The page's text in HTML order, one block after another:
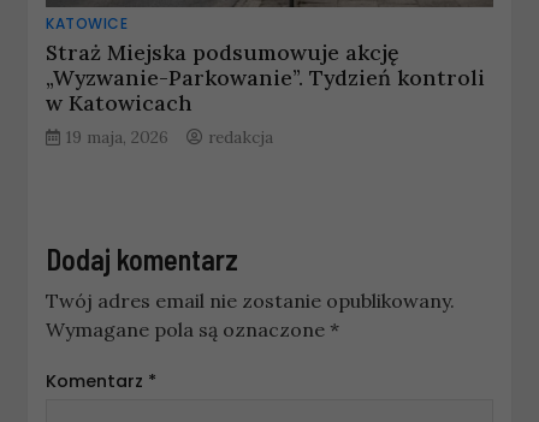
KATOWICE
Straż Miejska podsumowuje akcję
„Wyzwanie-Parkowanie”. Tydzień kontroli
w Katowicach
19 maja, 2026 redakcja
Dodaj komentarz
Twój adres email nie zostanie opublikowany.
Wymagane pola są oznaczone *
Komentarz *